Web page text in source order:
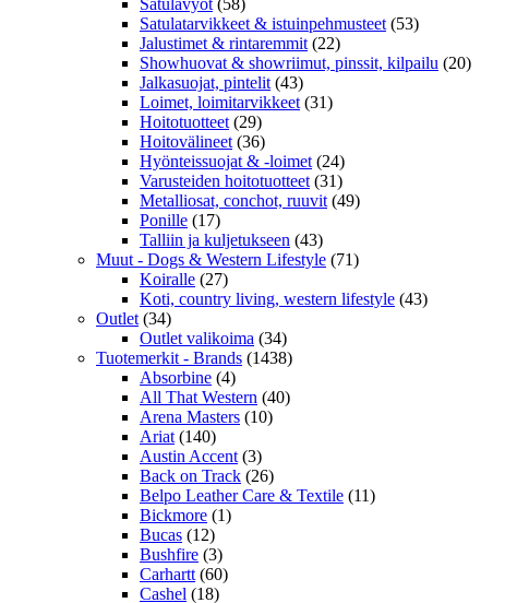
Satulavyöt (58)
Satulatarvikkeet & istuinpehmusteet (53)
Jalustimet & rintaremmit (22)
Showhuovat & showriimut, pinssit, kilpailu (20)
Jalkasuojat, pintelit (43)
Loimet, loimitarvikkeet (31)
Hoitotuotteet (29)
Hoitovälineet (36)
Hyönteissuojat & -loimet (24)
Varusteiden hoitotuotteet (31)
Metalliosat, conchot, ruuvit (49)
Ponille (17)
Talliin ja kuljetukseen (43)
Muut - Dogs & Western Lifestyle (71)
Koiralle (27)
Koti, country living, western lifestyle (43)
Outlet (34)
Outlet valikoima (34)
Tuotemerkit - Brands (1438)
Absorbine (4)
All That Western (40)
Arena Masters (10)
Ariat (140)
Austin Accent (3)
Back on Track (26)
Belpo Leather Care & Textile (11)
Bickmore (1)
Bucas (12)
Bushfire (3)
Carhartt (60)
Cashel (18)